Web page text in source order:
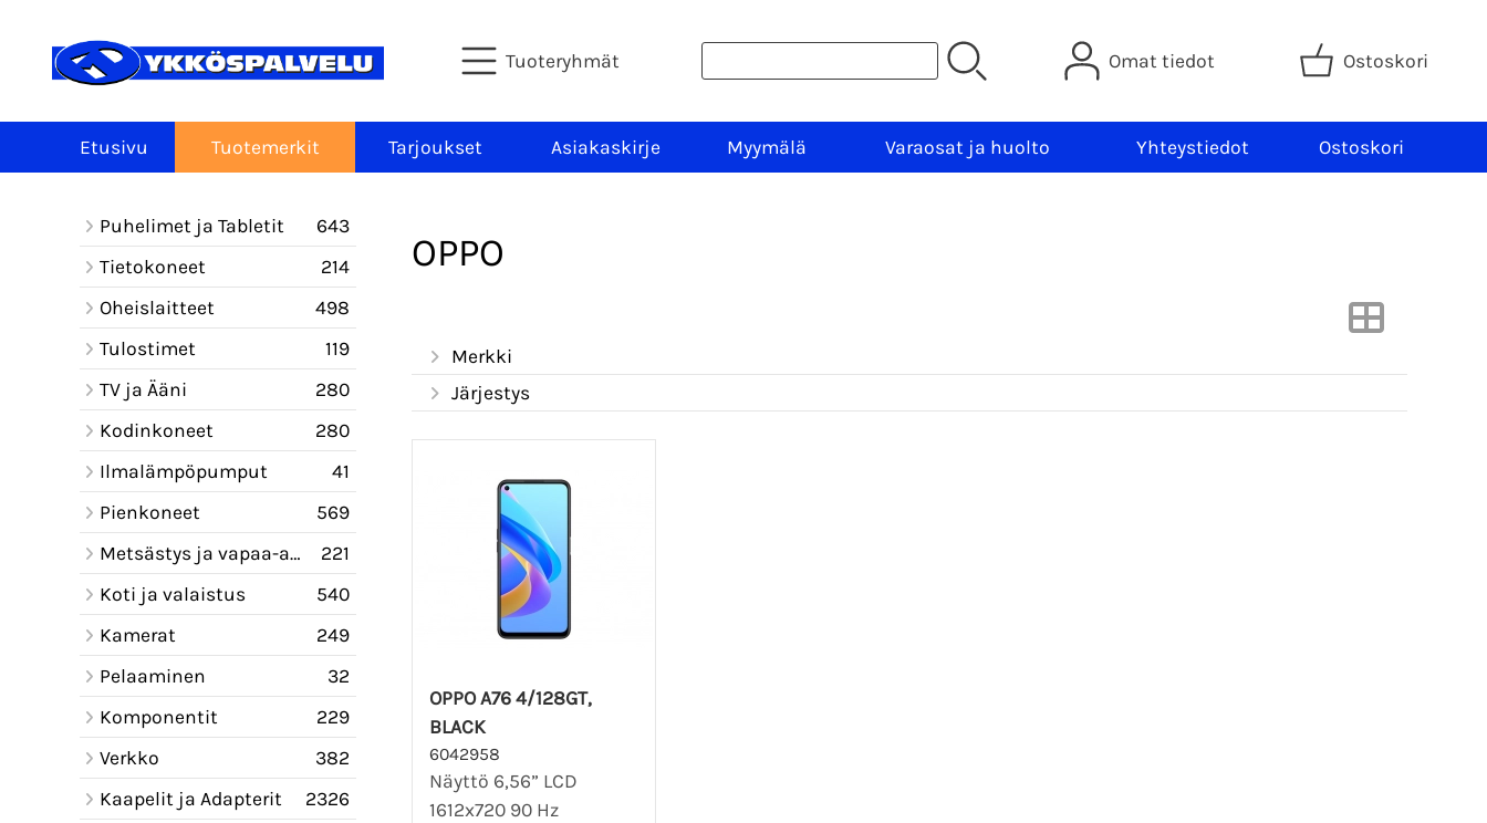
Tuoteryhmät Omat tiedot Ostoskori
Etusivu Tuotemerkit Tarjoukset Asiakaskirje Myymälä Varaosat ja huolto Yhteystiedot Ostoskori
Puhelimet ja Tabletit
643
Tietokoneet
214
Oheislaitteet
498
Tulostimet
119
TV ja Ääni
280
Kodinkoneet
280
Ilmalämpöpumput
41
Pienkoneet
569
Metsästys ja vapaa-aika
221
Koti ja valaistus
540
Kamerat
249
Pelaaminen
32
Komponentit
229
Verkko
382
Kaapelit ja Adapterit
2326
OPPO
Merkki
Järjestys
OPPO A76 4/128GT,
BLACK
6042958
Näyttö 6,56” LCD
1612x720 90 Hz